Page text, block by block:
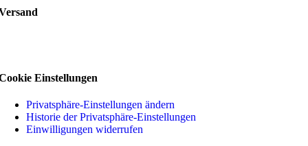
Einstellungen
Privatsphäre-Einstellungen ändern
Historie der Privatsphäre-Einstellungen
Einwilligungen widerrufen